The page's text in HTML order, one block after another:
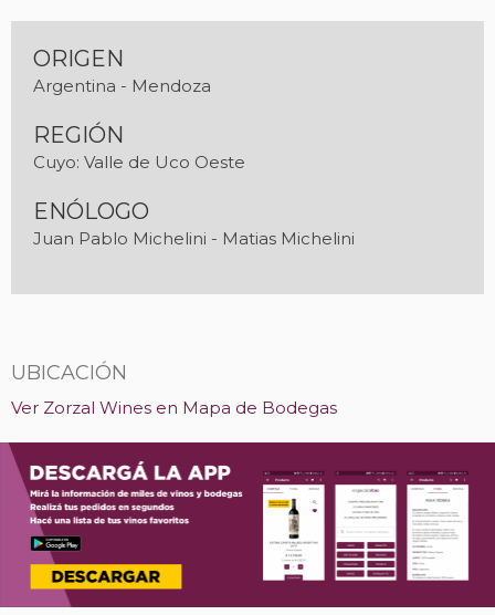
ORIGEN
Argentina - Mendoza
REGIÓN
Cuyo: Valle de Uco Oeste
ENÓLOGO
Juan Pablo Michelini - Matias Michelini
UBICACIÓN
Ver Zorzal Wines en Mapa de Bodegas